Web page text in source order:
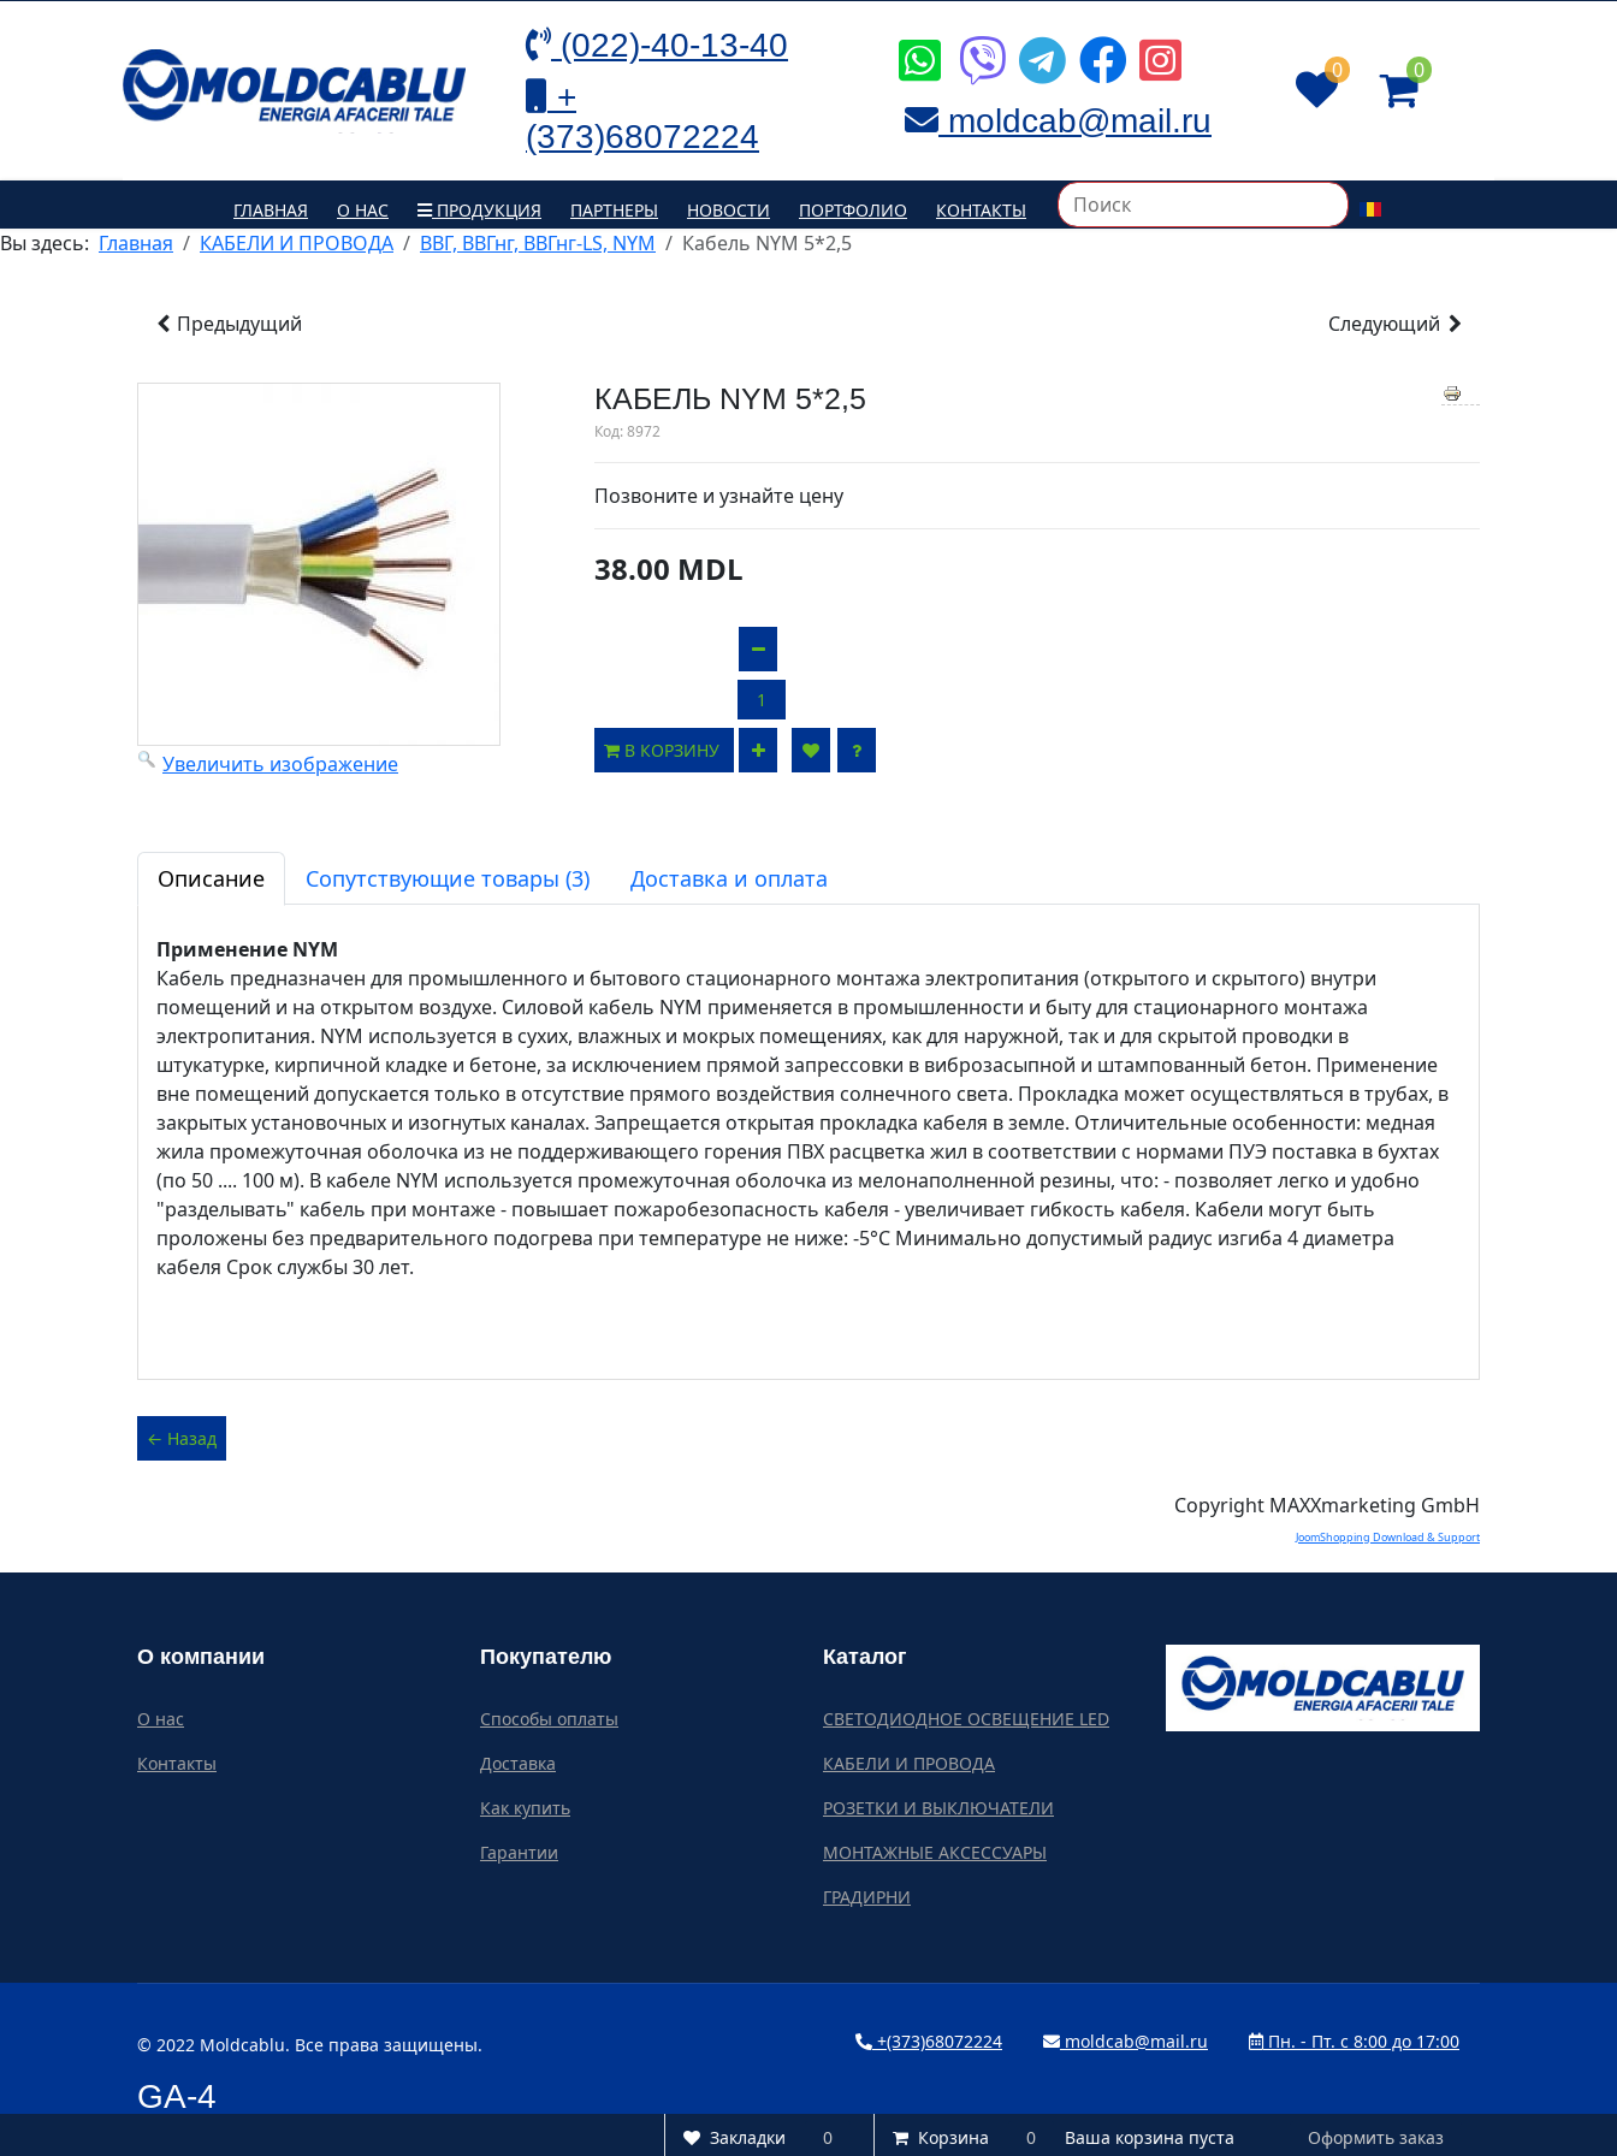
(022)-40-13-40
+
(373)68072224
moldcab@mail.ru
0 0
ГЛАВНАЯ О НАС ПРОДУКЦИЯ ПАРТНЕРЫ НОВОСТИ ПОРТФОЛИО КОНТАКТЫ
Закладки 0 Корзина 0 Ваша корзина пуста Оформить заказ
Вы здесь: Главная КАБЕЛИ И ПРОВОДА ВВГ, ВВГнг, ВВГнг-LS, NYM Кабель NYM 5*2,5
Предыдущий Следующий
Увеличить изображение
КАБЕЛЬ NYM 5*2,5
Код:8972
Позвоните и узнайте цену
38.00 MDL
В КОРЗИНУ
Описание Сопутствующие товары (3) Доставка и оплата
Применение NYM
Кабель предназначен для промышленного и бытового стационарного монтажа электропитания (открытого и скрытого) внутри
помещений и на открытом воздухе. Силовой кабель NYM применяется в промышленности и быту для стационарного монтажа
электропитания. NYM используется в сухих, влажных и мокрых помещениях, как для наружной, так и для скрытой проводки в
штукатурке, кирпичной кладке и бетоне, за исключением прямой запрессовки в виброзасыпной и штампованный бетон. Применение
вне помещений допускается только в отсутствие прямого воздействия солнечного света. Прокладка может осуществляться в трубах, в
закрытых установочных и изогнутых каналах. Запрещается открытая прокладка кабеля в земле. Отличительные особенности: медная
жила промежуточная оболочка из не поддерживающего горения ПВХ расцветка жил в соответствии с нормами ПУЭ поставка в бухтах
(по 50 .... 100 м). В кабеле NYM используется промежуточная оболочка из мелонаполненной резины, что: - позволяет легко и удобно
"разделывать" кабель при монтаже - повышает пожаробезопасность кабеля - увеличивает гибкость кабеля. Кабели могут быть
проложены без предварительного подогрева при температуре не ниже: -5°С Минимально допустимый радиус изгиба 4 диаметра
кабеля Срок службы 30 лет.
Copyright MAXXmarketing GmbH
JoomShopping Download & Support
О компании
О нас
Контакты
Покупателю
Способы оплаты
Доставка
Как купить
Гарантии
Каталог
СВЕТОДИОДНОЕ ОСВЕЩЕНИЕ LED
КАБЕЛИ И ПРОВОДА
РОЗЕТКИ И ВЫКЛЮЧАТЕЛИ
МОНТАЖНЫЕ АКСЕССУАРЫ
ГРАДИРНИ
© 2022 Moldcablu. Все права защищены.
GA-4
+(373)68072224 moldcab@mail.ru Пн. - Пт. с 8:00 до 17:00
Закладки 0 Корзина 0 Ваша корзина пуста Оформить заказ